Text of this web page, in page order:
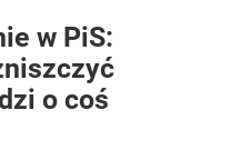
w PiS:
o coś